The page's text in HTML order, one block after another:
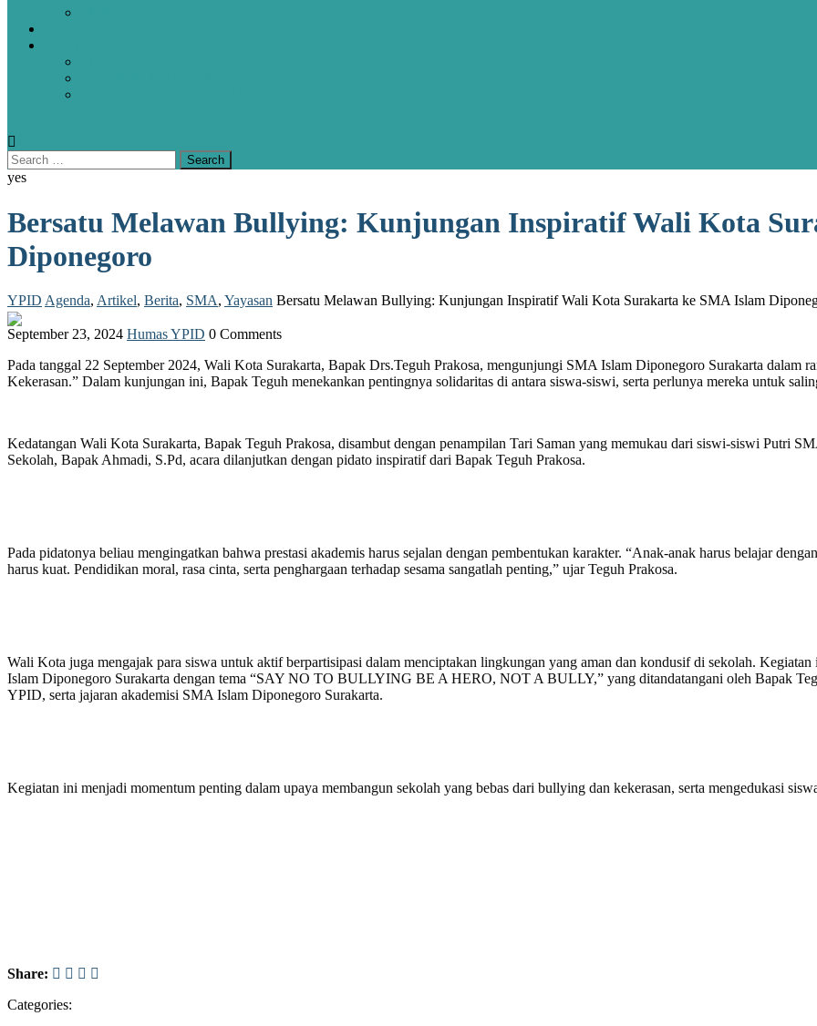
yes
Bersatu Melawan Bullying: Kunjungan Inspiratif Wali Kota
Diponegoro
YPID Agenda, Artikel, Berita, SMA, Yayasan Bersatu Melawan Bullying: Kunjungan Inspiratif Wali Kota Surakarta ke SMA Islam
September 23, 2024 Humas YPID 0 Comments
Pada tanggal 22 September 2024, Wali Kota Surakarta, Bapak Drs.Teguh Prakosa, mengunjungi SMA Islam Diponegoro Surakarta dalam
Kekerasan.” Dalam kunjungan ini, Bapak Teguh menekankan pentingnya solidaritas di antara siswa-siswi, serta perlunya mereka untuk
Kedatangan Wali Kota Surakarta, Bapak Teguh Prakosa, disambut dengan penampilan Tari Saman yang memukau dari siswi-siswi Putri
Sekolah, Bapak Ahmadi, S.Pd, acara dilanjutkan dengan pidato inspiratif dari Bapak Teguh Prakosa.
Pada pidatonya beliau mengingatkan bahwa prestasi akademis harus sejalan dengan pembentukan karakter. “Anak-anak harus belajar
harus kuat. Pendidikan moral, rasa cinta, serta penghargaan terhadap sesama sangatlah penting,” ujar Teguh Prakosa.
Wali Kota juga mengajak para siswa untuk aktif berpartisipasi dalam menciptakan lingkungan yang aman dan kondusif di sekolah.
Islam Diponegoro Surakarta dengan tema “SAY NO TO BULLYING BE A HERO, NOT A BULLY,” yang ditandatangani oleh Bapak
YPID, serta jajaran akademisi SMA Islam Diponegoro Surakarta.
Kegiatan ini menjadi momentum penting dalam upaya membangun sekolah yang bebas dari bullying dan kekerasan, serta mengedukasi
Share:
Categories: